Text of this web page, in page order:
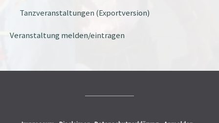
Tanzveranstaltungen (Exportversion)
Veranstaltung melden/eintragen